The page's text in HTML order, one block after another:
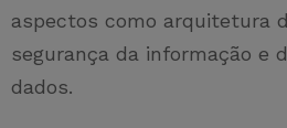
aspectos como arquitetura
segurança da informação e
dados.